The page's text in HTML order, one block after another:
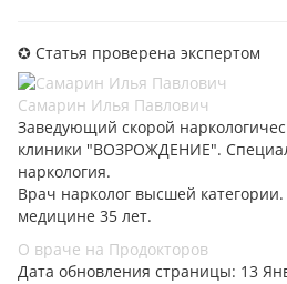
✪ Статья проверена экспертом
Самарин Илья Павлович
Заведующий скорой
клиники "ВОЗРОЖДЕНИЕ".
наркология.
Врач нарколог высшей
медицине 35 лет.
О враче на Продокторов
Дата обновления страницы: 13